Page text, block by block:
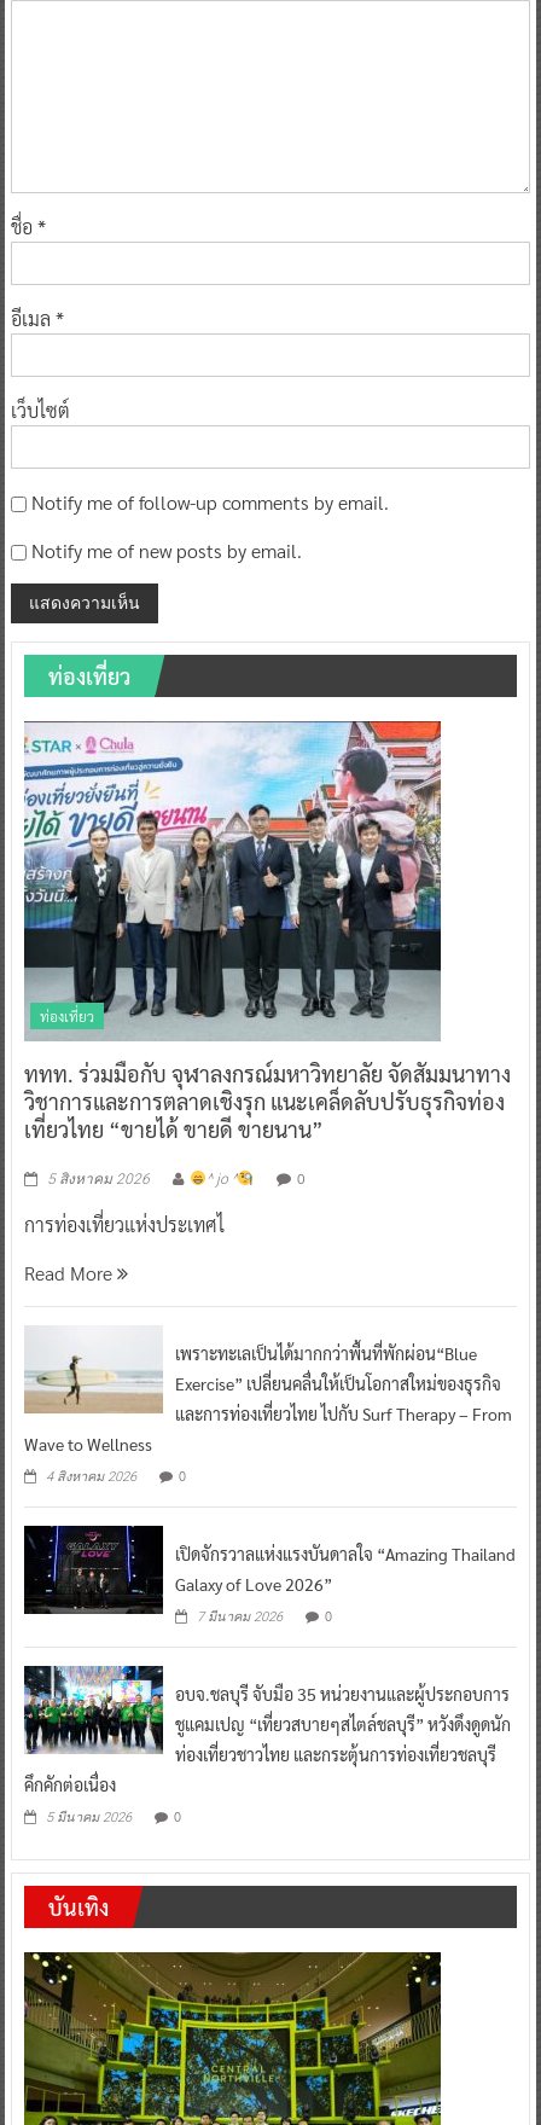
ชื่อ *
อีเมล *
เว็บไซต์
Notify me of follow-up comments by email.
Notify me of new posts by email.
ท่องเที่ยว
ท่องเที่ยว
ททท. ร่วมมือกับ จุฬาลงกรณ์มหาวิทยาลัย จัดสัมมนาทาง
วิชาการและการตลาดเชิงรุก แนะเคล็ดลับปรับธุรกิจท่อง
เที่ยวไทย “ขายได้ ขายดี ขายนาน”
5 สิงหาคม 2026 ^ jo ^ 0
การท่องเที่ยวแห่งประเทศไ
Read More
เพราะทะเลเป็นได้มากกว่าพื้นที่พักผ่อน“Blue
Exercise” เปลี่ยนคลื่นให้เป็นโอกาสใหม่ของธุรกิจ
และการท่องเที่ยวไทย ไปกับ Surf Therapy – From
Wave to Wellness
4 สิงหาคม 2026 0
เปิดจักรวาลแห่งแรงบันดาลใจ “Amazing Thailand
Galaxy of Love 2026”
7 มีนาคม 2026 0
อบจ.ชลบุรี จับมือ 35 หน่วยงานและผู้ประกอบการ
ชูแคมเปญ “เที่ยวสบายๆสไตล์ชลบุรี” หวังดึงดูดนัก
ท่องเที่ยวชาวไทย และกระตุ้นการท่องเที่ยวชลบุรี
คึกคักต่อเนื่อง
5 มีนาคม 2026 0
บันเทิง